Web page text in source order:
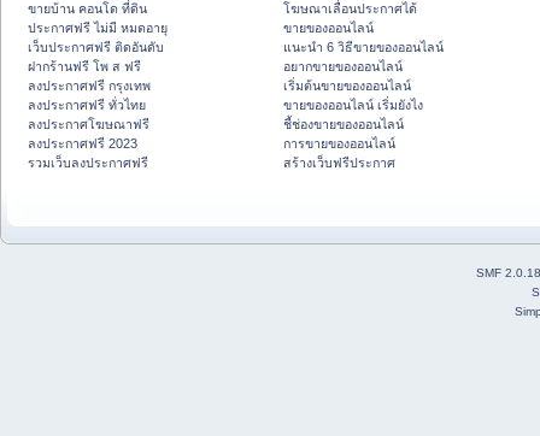
ขายบ้าน คอนโด ที่ดิน
ประกาศฟรี ไม่มี หมดอายุ
เว็บประกาศฟรี ติดอันดับ
ฝากร้านฟรี โพ ส ฟรี
ลงประกาศฟรี กรุงเทพ
ลงประกาศฟรี ทั่วไทย
ลงประกาศโฆษณาฟรี
ลงประกาศฟรี 2023
รวมเว็บลงประกาศฟรี
โฆษณาเลื่อนประกาศได้
ขายของออนไลน์
แนะนำ 6 วิธีขายของออนไลน์
อยากขายของออนไลน์
เริ่มต้นขายของออนไลน์
ขายของออนไลน์ เริ่มยังไง
ชี้ช่องขายของออนไลน์
การขายของออนไลน์
สร้างเว็บฟรีประกาศ
SMF 2.0.18